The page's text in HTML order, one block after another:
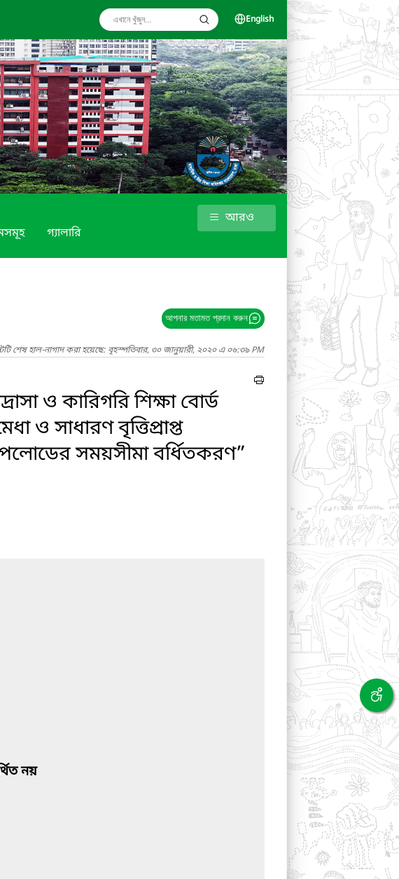
English
গ্যালারি
আরও
আপনার মতামত প্রদান করুন
শেষ হাল-নাগাদ করা হয়েছে: বৃহস্পতিবার, ৩০ জানুয়ারী, ২০২০ এ ০৬:৩৯ PM
ও কারিগরি শিক্ষা বোর্ড
ও সাধারণ বৃত্তিপ্রাপ্ত
সময়সীমা বর্ধিতকরণ”
নয়